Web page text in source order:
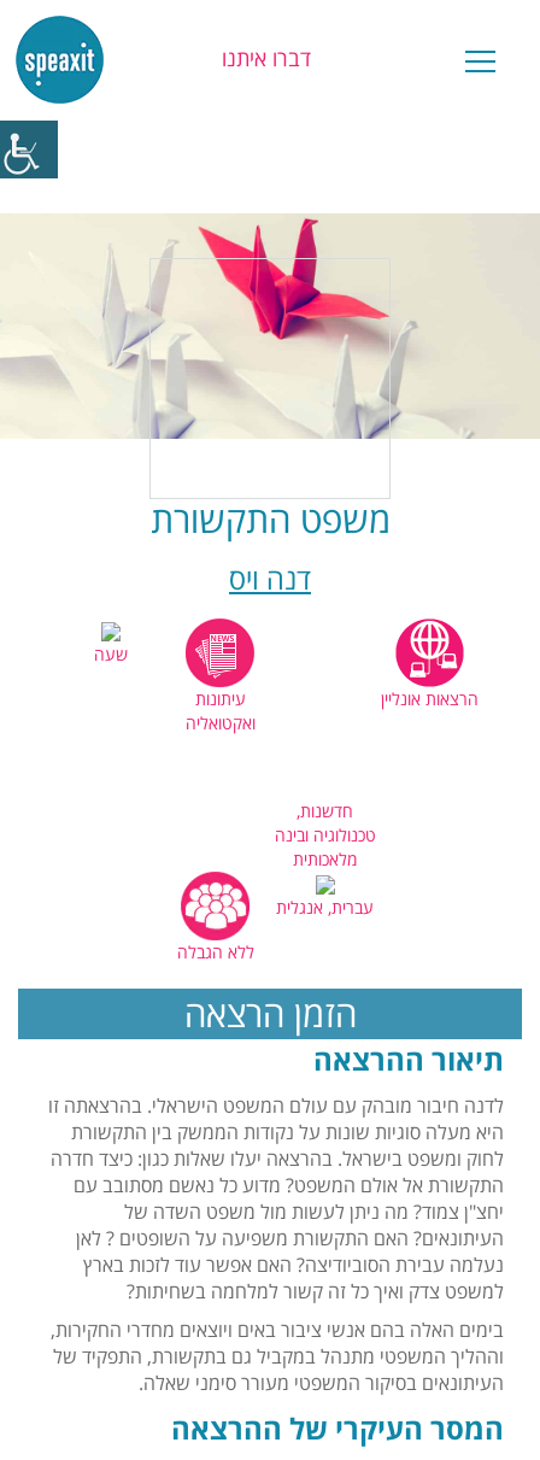
דברו איתנו
יש לכם שאלה?
משפט התקשורת
דנה ויס
הרצאות אונליין
חדשנות,
טכנולוגיה ובינה
מלאכותית
עיתונות
ואקטואליה
שעה
עברית, אנגלית
ללא הגבלה
הזמן הרצאה
תיאור ההרצאה
לדנה חיבור מובהק עם עולם המשפט הישראלי. בהרצאתה זו
היא מעלה סוגיות שונות על נקודות הממשק בין התקשורת
לחוק ומשפט בישראל. בהרצאה יעלו שאלות כגון: כיצד חדרה
התקשורת אל אולם המשפט? מדוע כל נאשם מסתובב עם
יחצ"ן צמוד? מה ניתן לעשות מול משפט השדה של
העיתונאים? האם התקשורת משפיעה על השופטים ? לאן
נעלמה עבירת הסוביודיצה? האם אפשר עוד לזכות בארץ
למשפט צדק ואיך כל זה קשור למלחמה בשחיתות?
בימים האלה בהם אנשי ציבור באים ויוצאים מחדרי החקירות,
וההליך המשפטי מתנהל במקביל גם בתקשורת, התפקיד של
העיתונאים בסיקור המשפטי מעורר סימני שאלה.
המסר העיקרי של ההרצאה